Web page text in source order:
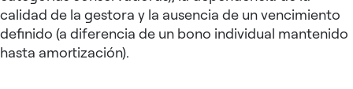
calidad de la gestora y la ausencia de un vencimiento
definido (a diferencia de un bono individual mantenido
hasta amortización).